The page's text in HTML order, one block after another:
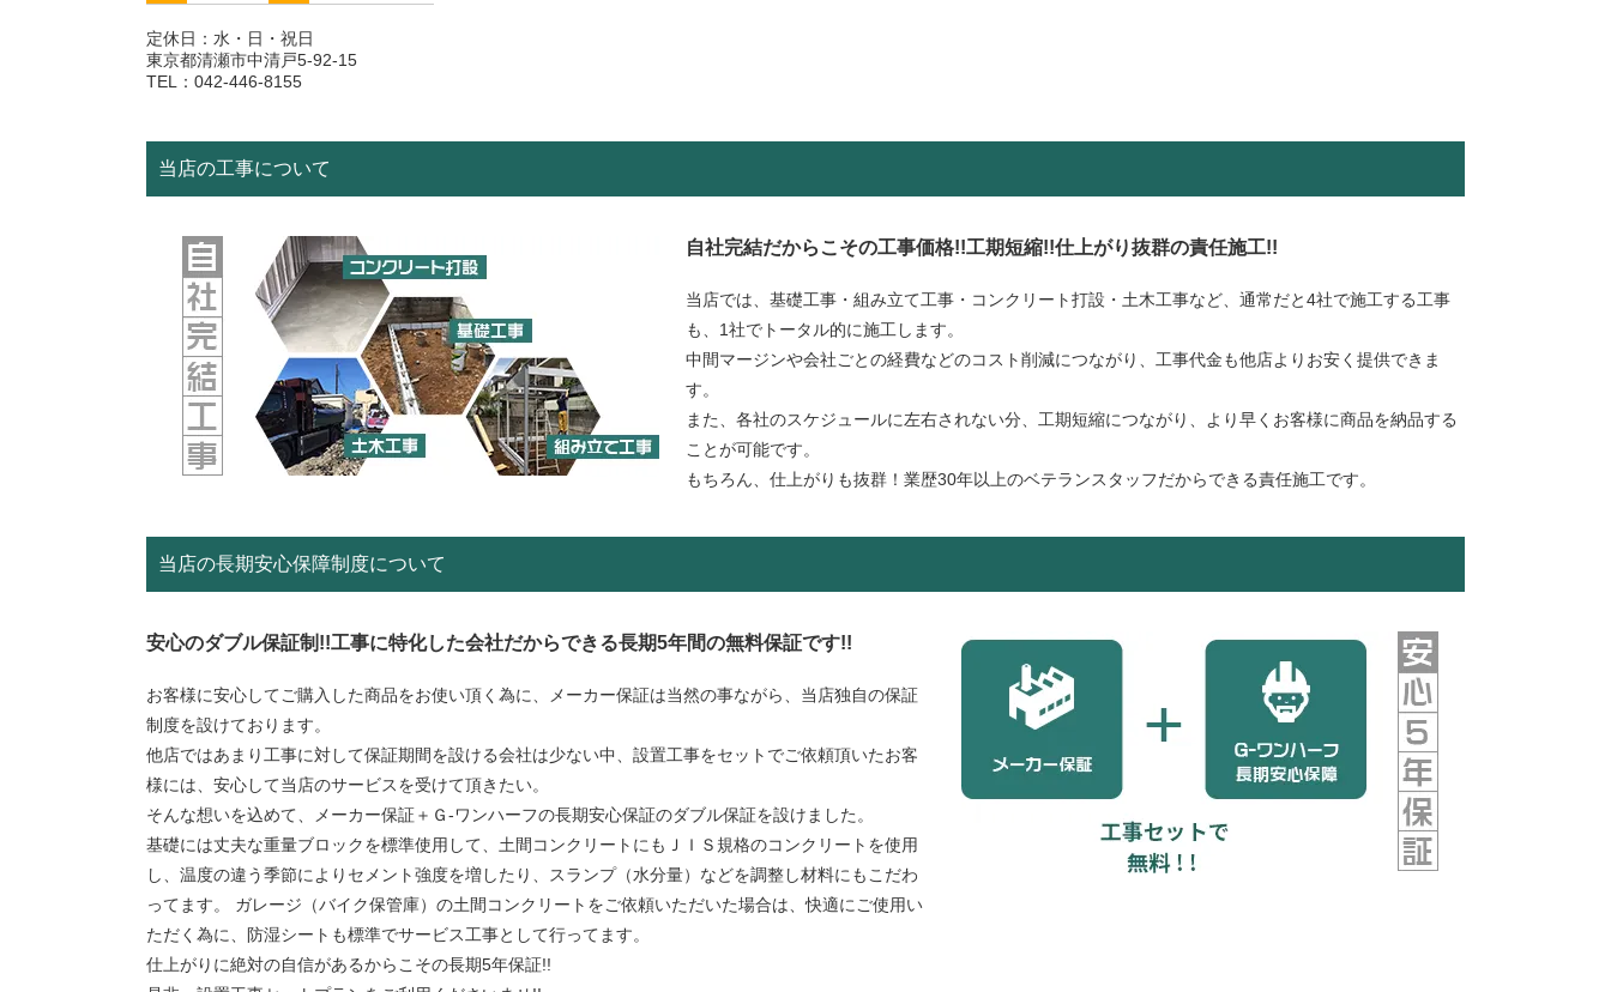
定休日：水・日・祝日
東京都清瀬市中清戸5-92-15
TEL：042-446-8155
当店の工事について
自社完結だからこその工事価格!!工期短縮!!仕上がり抜群の責任施工!!
当店では、基礎工事・組み立て工事・コンクリート打設・土木工事など、通常だと4社で施工する工事
も、1社でトータル的に施工します。
中間マージンや会社ごとの経費などのコスト削減につながり、工事代金も他店よりお安く提供できま
す。
また、各社のスケジュールに左右されない分、工期短縮につながり、より早くお客様に商品を納品する
ことが可能です。
もちろん、仕上がりも抜群！業歴30年以上のベテランスタッフだからできる責任施工です。
当店の長期安心保障制度について
安心のダブル保証制!!工事に特化した会社だからできる長期5年間の無料保証です!!
お客様に安心してご購入した商品をお使い頂く為に、メーカー保証は当然の事ながら、当店独自の保証
制度を設けております。
他店ではあまり工事に対して保証期間を設ける会社は少ない中、設置工事をセットでご依頼頂いたお客
様には、安心して当店のサービスを受けて頂きたい。
そんな想いを込めて、メーカー保証＋Ｇ-ワンハーフの長期安心保証のダブル保証を設けました。
基礎には丈夫な重量ブロックを標準使用して、土間コンクリートにもＪＩＳ規格のコンクリートを使用
し、温度の違う季節によりセメント強度を増したり、スランプ（水分量）などを調整し材料にもこだわ
ってます。 ガレージ（バイク保管庫）の土間コンクリートをご依頼いただいた場合は、快適にご使用い
ただく為に、防湿シートも標準でサービス工事として行ってます。
仕上がりに絶対の自信があるからこその長期5年保証!!